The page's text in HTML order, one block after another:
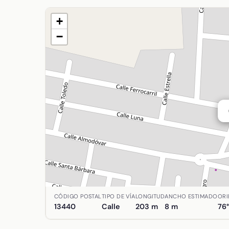
+
−
Ubicación de Calle Almodóvar en Argamasilla
CÓDIGO POSTAL
13440
TIPO DE VÍA
Calle
LONGITUD
203 m
ANCHO ESTIMADO
8 m 76°